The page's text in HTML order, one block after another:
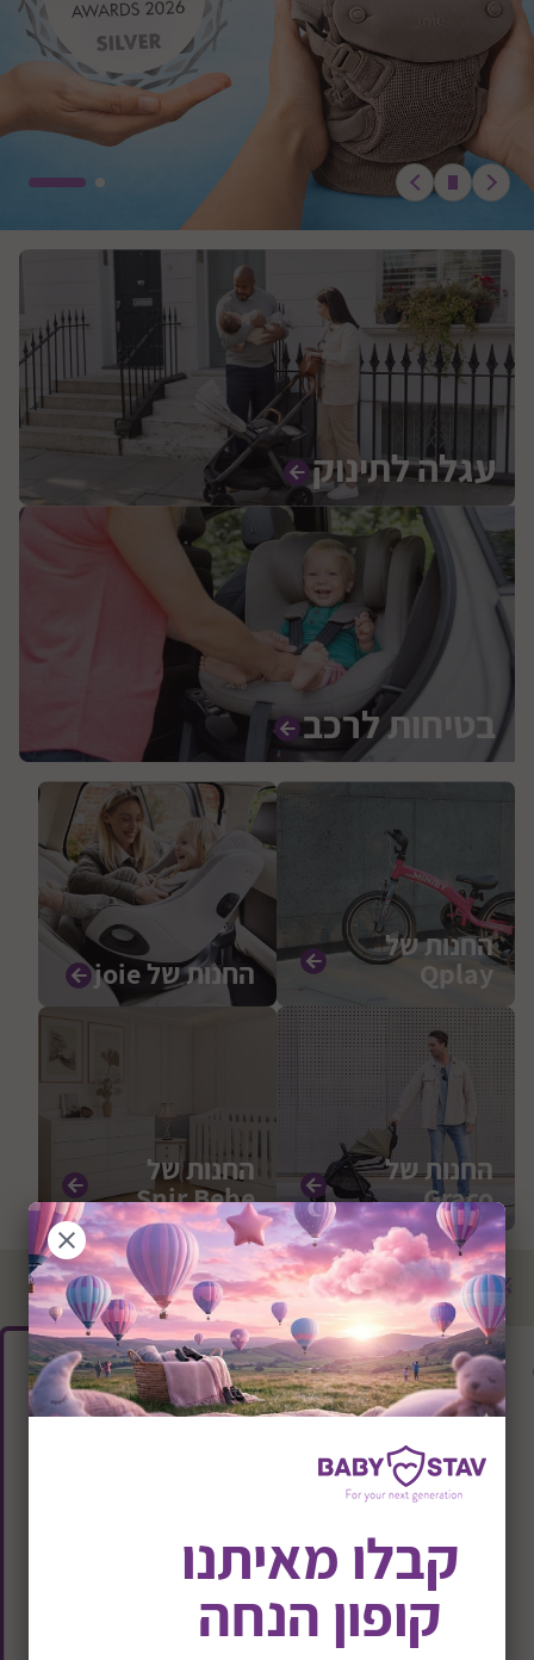
עגלה לתינוק
בטיחות לרכב
החנות של
Qplay החנות של joie
החנות של
Graco
החנות של
Snir Bebe
מוצרים מובילים
טיולון עד 22 ק"ג במהדורה חדשה דגם Clic2
קבלו מאיתנו
קופון הנחה